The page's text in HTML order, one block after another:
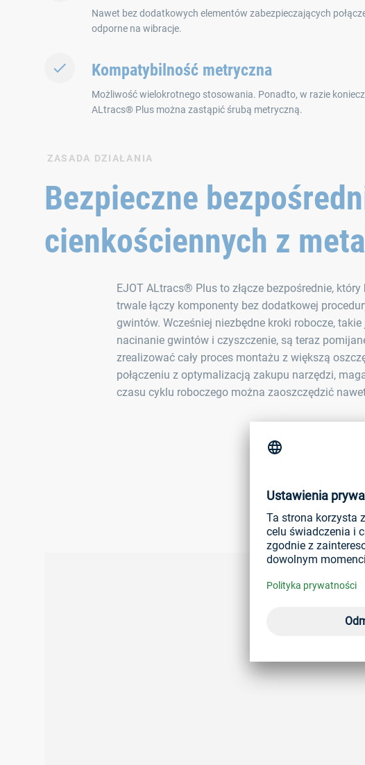
Nawet bez dodatkowych elementów zabezpieczających
odporne na wibracje.
Kompatybilność metryczna
Możliwość wielokrotnego stosowania. Ponadto, w razie
ALtracs® Plus można zastąpić śrubą metryczną.
ZASADA DZIAŁANIA
Bezpieczne
cienkościennych z
EJOT ALtracs® Plus to złącze bezpośrednie, który
trwale łączy komponenty bez dodatkowej
gwintów. Wcześniej niezbędne kroki robocze, takie
nacinanie gwintów i czyszczenie, są teraz
zrealizować cały proces montażu z większą
połączeniu z optymalizacją zakupu narzędzi,
czasu cyklu roboczego można zaoszczędzić